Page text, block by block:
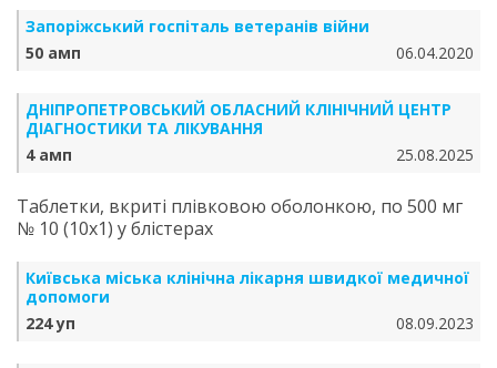
Запоріжський госпіталь ветеранів війни
50 амп
06.04.2020
ДНІПРОПЕТРОВСЬКИЙ ОБЛАСНИЙ КЛІНІЧНИЙ ЦЕНТР
ДІАГНОСТИКИ ТА ЛІКУВАННЯ
4 амп
25.08.2025
Таблетки, вкриті плівковою оболонкою, по 500 мг
№ 10 (10х1) у блістерах
Київська міська клінічна лікарня швидкої медичної
допомоги
224 уп
08.09.2023